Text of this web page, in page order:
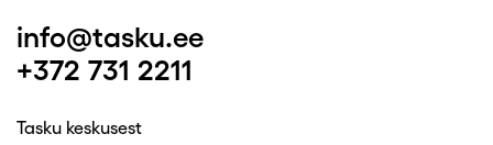
info@tasku.ee
+372 731 2211
Tasku keskusest